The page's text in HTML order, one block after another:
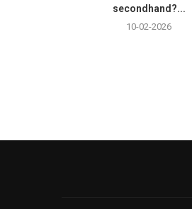
secondhand?...
10-02-2026